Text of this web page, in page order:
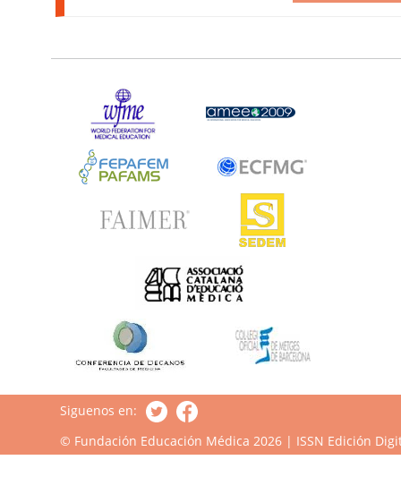
Siguenos en:
© Fundación Educación Médica 2026 | ISSN Edición